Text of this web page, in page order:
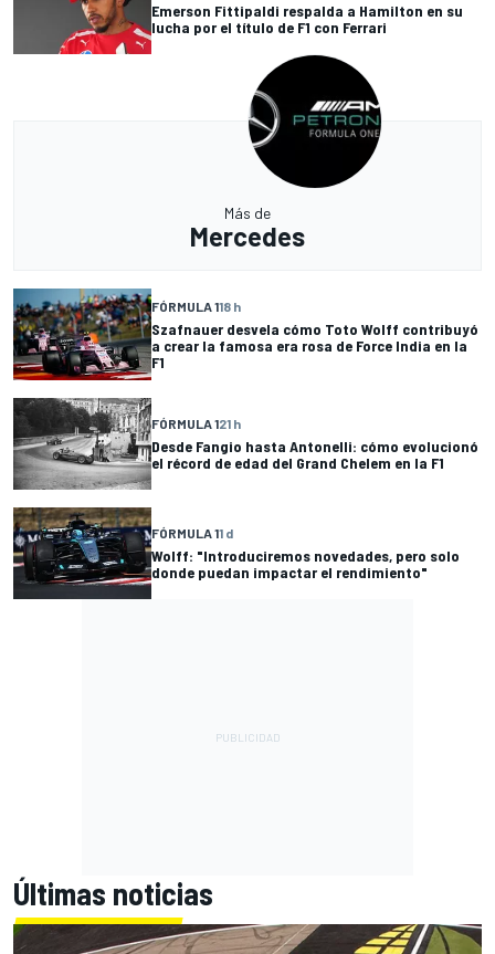
Emerson Fittipaldi respalda a Hamilton en su
lucha por el título de F1 con Ferrari
Más de
Mercedes
FÓRMULA 118 h
Szafnauer desvela cómo Toto Wolff contribuyó
a crear la famosa era rosa de Force India en la
F1
FÓRMULA 121 h
Desde Fangio hasta Antonelli: cómo evolucionó
el récord de edad del Grand Chelem en la F1
FÓRMULA 11 d
Wolff: "Introduciremos novedades, pero solo
donde puedan impactar el rendimiento"
Últimas noticias